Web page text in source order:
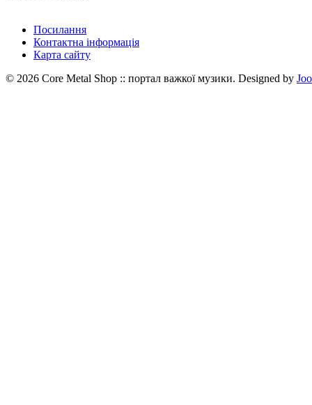
Посилання
Контактна інформація
Карта сайту
© 2026 Core Metal Shop :: портал важкої музики. Designed by